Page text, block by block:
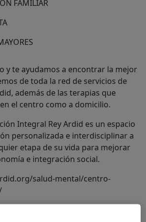
FAMILIAR
y te ayudamos a encontrar la mejor
de toda la red de servicios de
además de las terapias que
el centro como a domicilio.
Integral Rey Ardid es un espacio
personalizada e interdisciplinar a
etapa de su vida para mejorar
e integración social.
salud-mental/centro-